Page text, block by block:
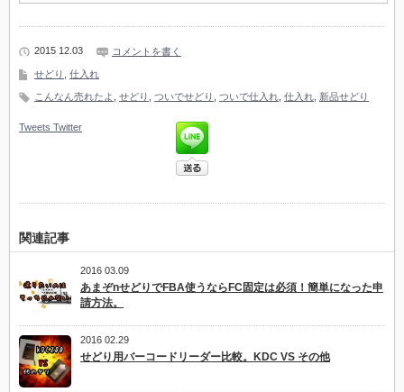
2015 12.03 コメントを書く
せどり 仕入れ
こんなん売れたよ せどり ついでせどり ついで仕入れ 仕入れ 新品せどり
Tweets Twitter
関連記事
2016 03.09
あまぞnせどりでFBA使うならFC固定は必須！簡単になった申
請方法。
2016 02.29
せどり用バーコードリーダー比較。KDC VS その他